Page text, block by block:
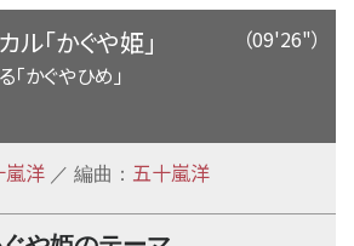
（09'26"）
ル「かぐや姫」
「かぐやひめ」
嵐洋 ／ 編曲： 五十嵐洋